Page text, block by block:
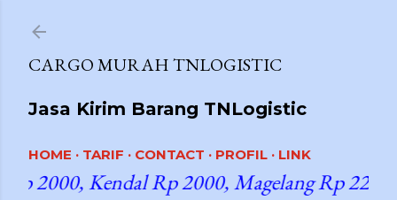
CARGO MURAH TNLOGISTIC
Jasa Kirim Barang TNLogistic
HOME TARIF CONTACT PROFIL LINK
2000, Kendal Rp 2000, Magelang Rp